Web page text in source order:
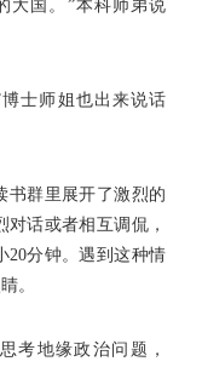
大国。”本科师弟说
士师姐也出来说话
书群里展开了激烈的
话或者相互调侃，
20分钟。遇到这种情
。
考地缘政治问题，